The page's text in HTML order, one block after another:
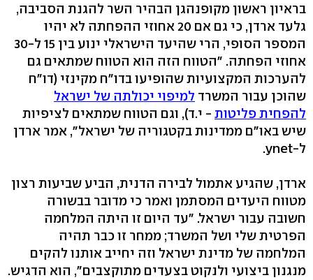
בראיון ראשון מקופנהגן הבהיר השר להגנת הסביבה,
גלעד ארדן, כי גם אם 20 אחוזי ההפחתה לא יהיו
המספר הסופי, הרי שהיעד הישראלי ינוע בין 15 ל-30
אחוזי הפחתה. "הטווח הזה הוא הטווח שמתאים גם
להערכות המקצועיות שהופיעו בדו"ח מקינזי (דו"ח
שהוכן עבור המשרד למיפוי יכולתה של ישראל
להפחית פליטות - י.ד), וגם הטווח שמתאים לציפיות
שיש באו"ם ממדינות בקטגוריה של ישראל", אמר ארדן
ל-ynet.
ארדן, שהגיע אתמול לבירה הדנית, הביע שביעות רצון
מטווח היעדים המסתמן ואמר כי מדובר בבשורה
חשובה עבור ישראל. "עד היום זו היתה המלחמה
הפרטית שלי ושל המשרד; ממחר זו כבר תהיה
המלחמה של מדינת ישראל וזה יחייב אותנו להקים
מנגנון ביצועי ולנקוט בצעדים מתוקצבים", הוא הדגיש.